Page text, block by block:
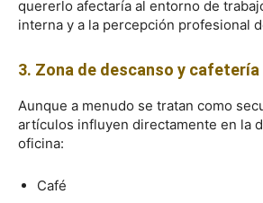
quererlo afectaría al entorno de
interna y a la percepción profesional
3. Zona de descanso y cafetería
Aunque a menudo se tratan como
artículos influyen directamente en la
oficina:
Café